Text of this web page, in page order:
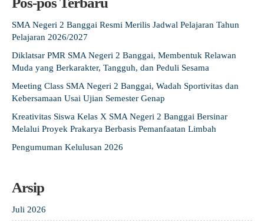
Guru Belajar
Guru Berbagi
Info Gtk
SMA Negeri 2 Banggai Resmi Merilis Jadwal Pelajaran Tahun
Pelajaran 2026/2027
Diklatsar PMR SMA Negeri 2 Banggai, Membentuk Relawan
Muda yang Berkarakter, Tangguh, dan Peduli Sesama
Meeting Class SMA Negeri 2 Banggai, Wadah Sportivitas dan
Kebersamaan Usai Ujian Semester Genap
Kreativitas Siswa Kelas X SMA Negeri 2 Banggai Bersinar
Melalui Proyek Prakarya Berbasis Pemanfaatan Limbah
Pengumuman Kelulusan 2026
Arsip
Juli 2026